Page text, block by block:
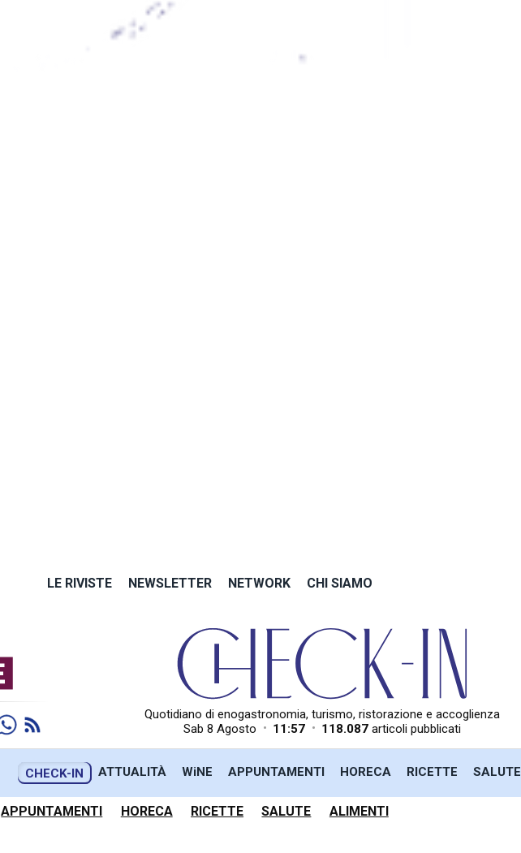
LE RIVISTE NEWSLETTER NETWORK CHI SIAMO
Quotidiano di enogastronomia, turismo, ristorazione e accoglienza
Sab 8 Agosto • 11:57 • 118.087 articoli pubblicati
CHECK-IN ATTUALITÀ WiNE APPUNTAMENTI HORECA RICETTE SALUTE
APPUNTAMENTI HORECA RICETTE SALUTE ALIMENTI